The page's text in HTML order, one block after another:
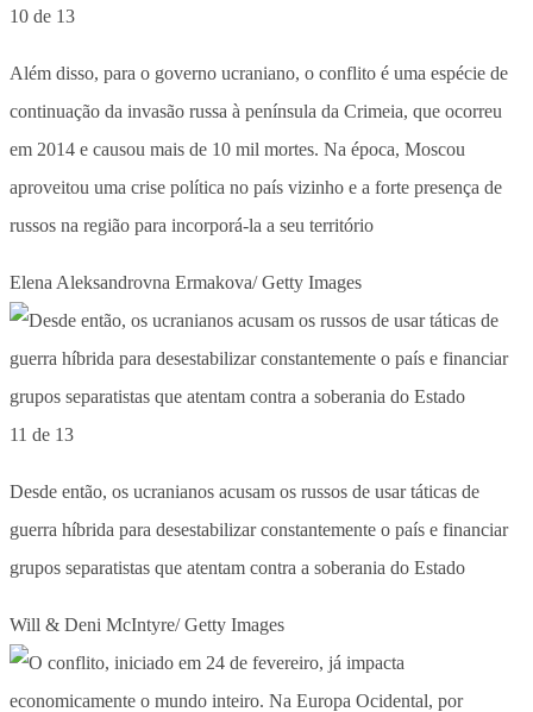
10 de 13
Além disso, para o governo ucraniano, o conflito é uma espécie de
continuação da invasão russa à península da Crimeia, que ocorreu
em 2014 e causou mais de 10 mil mortes. Na época, Moscou
aproveitou uma crise política no país vizinho e a forte presença de
russos na região para incorporá-la a seu território
Elena Aleksandrovna Ermakova/ Getty Images
11 de 13
Desde então, os ucranianos acusam os russos de usar táticas de
guerra híbrida para desestabilizar constantemente o país e financiar
grupos separatistas que atentam contra a soberania do Estado
Will & Deni McIntyre/ Getty Images